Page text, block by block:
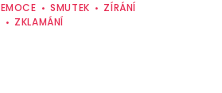
EMOCE SMUTEK
ZÍRÁNÍ
ZKLAMÁNÍ